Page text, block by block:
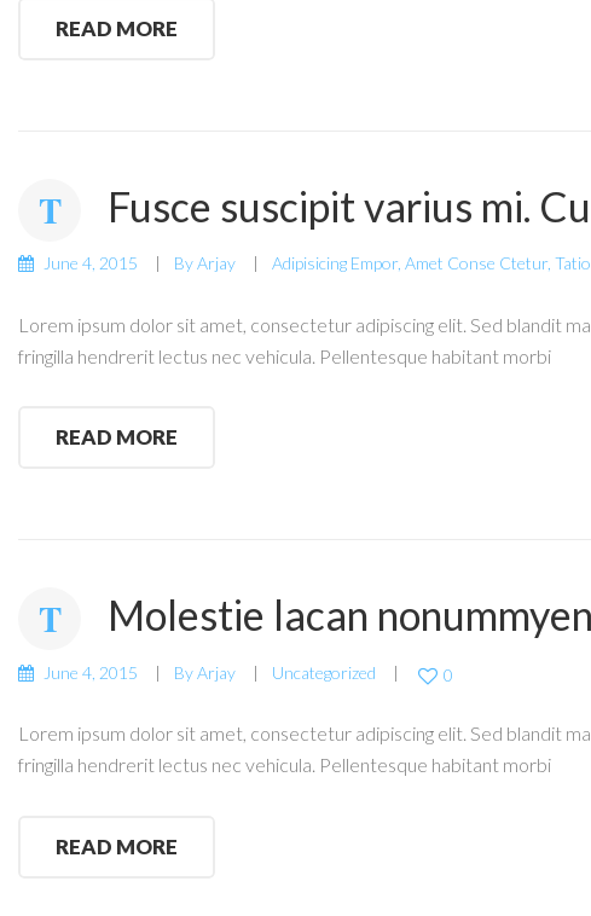
READ MORE
Fusce suscipit varius mi.
June 4, 2015 ByArjay Adipisicing Empor, Amet Conse Ctetur,
Lorem ipsum dolor sit amet, consectetur adipiscing elit. Sed blandit
fringilla hendrerit lectus nec vehicula. Pellentesque habitant morbi
READ MORE
Molestie lacan
June 4, 2015 ByArjay Uncategorized 0
Lorem ipsum dolor sit amet, consectetur adipiscing elit. Sed blandit
fringilla hendrerit lectus nec vehicula. Pellentesque habitant morbi
READ MORE